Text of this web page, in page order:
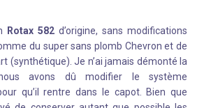
Rotax 582 d’origine, sans modifications
du super sans plomb Chevron et de
(synthétique). Je n’ai jamais démonté la
avons dû modifier le système
qu’il rentre dans le capot. Bien que